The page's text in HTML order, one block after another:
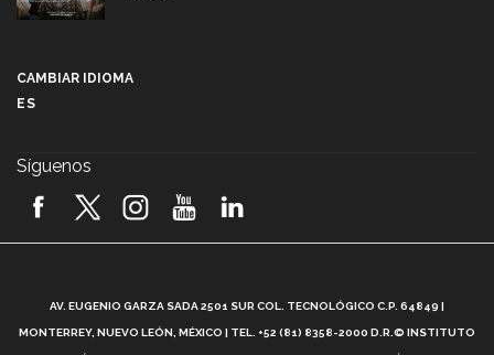
2026! (video)
¿Cómo es el Modelo Educativo Tec? (video)
CAMBIAR IDIOMA
ES
Síguenos
AV. EUGENIO GARZA SADA 2501 SUR COL. TECNOLÓGICO C.P. 64849 |
MONTERREY, NUEVO LEÓN, MÉXICO | TEL. +52 (81) 8358-2000 D.R.© INSTITUTO